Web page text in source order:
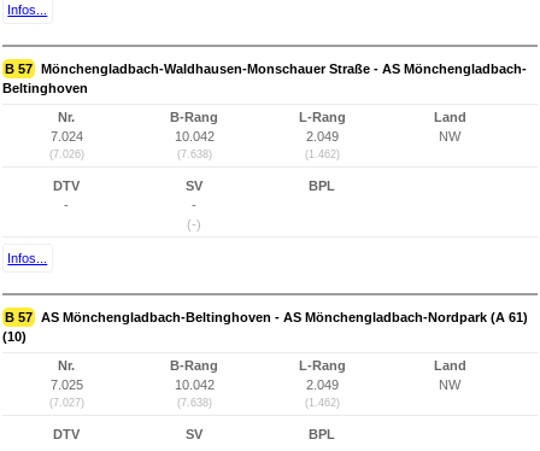
Infos...
B 57 Mönchengladbach-Waldhausen-Monschauer Straße - AS Mönchengladbach-
Beltinghoven
Nr.
7.024
(7.026)
B-Rang
10.042
(7.638)
L-Rang
2.049
(1.462)
Land
NW
DTV
-
SV
-
(-)
BPL
Infos...
B 57 AS Mönchengladbach-Beltinghoven - AS Mönchengladbach-Nordpark (A 61)
(10)
Nr.
7.025
(7.027)
B-Rang
10.042
(7.638)
L-Rang
2.049
(1.462)
Land
NW
DTV
SV
BPL